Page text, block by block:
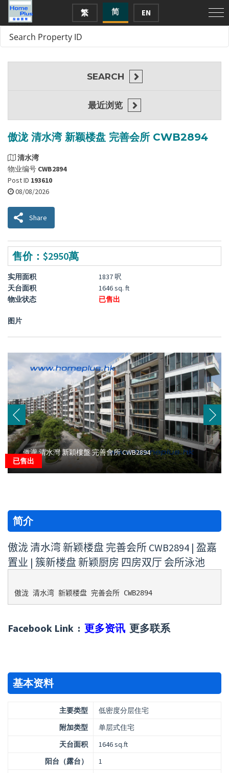
繁 简 EN
傲泷 清水湾 新颖楼盘 完善会所 CWB2894
清水湾
物业编号 CWB2894
Post ID 193610
08/08/2026
Share
售价：$2950萬
实用面积
1837 呎
天台面积
1646 sq. ft
物业状态
已售出
图片
已售出
傲瀧 清水灣 新穎樓盤 完善會所 CWB2894
简介
傲泷 清水湾 新颖楼盘 完善会所 CWB2894 | 盈嘉
置业 | 簇新楼盘 新颖厨房 四房双厅 会所泳池
傲泷 清水湾 新颖楼盘 完善会所 CWB2894
Facebook Link : 更多资讯 更多联系
基本资料
主要类型
低密度分层住宅
附加类型
单层式住宅
天台面积
1646 sq.ft
阳台（露台）
1
SEARCH
最近浏览